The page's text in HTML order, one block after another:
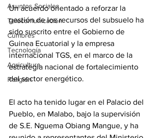
Asuntos Sociales
Telecomunicación
Cumbres
Tecnología
Agricultura
Religión
Un acuerdo orientado a reforzar la
gestión de los recursos del subsuelo ha
sido suscrito entre el Gobierno de
Guinea Ecuatorial y la empresa
internacional TGS, en el marco de la
estrategia nacional de fortalecimiento
del sector energético.
El acto ha tenido lugar en el Palacio del
Pueblo, en Malabo, bajo la supervisión
de S.E. Nguema Obiang Mangue, y ha